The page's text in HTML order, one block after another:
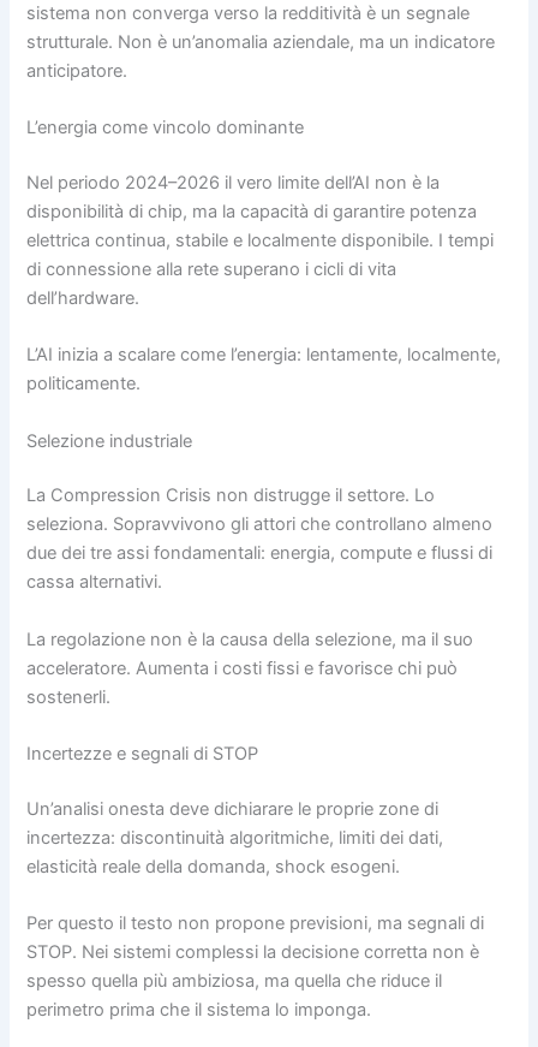
sistema non converga verso la redditività è un segnale
strutturale. Non è un’anomalia aziendale, ma un indicatore
anticipatore.
L’energia come vincolo dominante
Nel periodo 2024–2026 il vero limite dell’AI non è la
disponibilità di chip, ma la capacità di garantire potenza
elettrica continua, stabile e localmente disponibile. I tempi
di connessione alla rete superano i cicli di vita
dell’hardware.
L’AI inizia a scalare come l’energia: lentamente, localmente,
politicamente.
Selezione industriale
La Compression Crisis non distrugge il settore. Lo
seleziona. Sopravvivono gli attori che controllano almeno
due dei tre assi fondamentali: energia, compute e flussi di
cassa alternativi.
La regolazione non è la causa della selezione, ma il suo
acceleratore. Aumenta i costi fissi e favorisce chi può
sostenerli.
Incertezze e segnali di STOP
Un’analisi onesta deve dichiarare le proprie zone di
incertezza: discontinuità algoritmiche, limiti dei dati,
elasticità reale della domanda, shock esogeni.
Per questo il testo non propone previsioni, ma segnali di
STOP. Nei sistemi complessi la decisione corretta non è
spesso quella più ambiziosa, ma quella che riduce il
perimetro prima che il sistema lo imponga.